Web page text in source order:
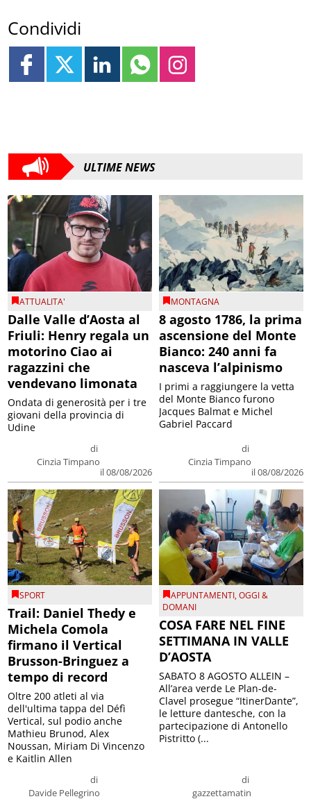
Condividi
ULTIME NEWS
ATTUALITA'
Dalle Valle d’Aosta al
Friuli: Henry regala un
motorino Ciao ai
ragazzini che
vendevano limonata
di
Cinzia Timpano
il 08/08/2026
Ondata di generosità per i tre
giovani della provincia di
Udine
MONTAGNA
8 agosto 1786, la prima
ascensione del Monte
Bianco: 240 anni fa
nasceva l’alpinismo
di
Cinzia Timpano
il 08/08/2026
I primi a raggiungere la vetta
del Monte Bianco furono
Jacques Balmat e Michel
Gabriel Paccard
SPORT
Trail: Daniel Thedy e
Michela Comola
firmano il Vertical
Brusson-Bringuez a
tempo di record
di
Davide Pellegrino
Oltre 200 atleti al via
dell'ultima tappa del Défì
Vertical, sul podio anche
Mathieu Brunod, Alex
Noussan, Miriam Di Vincenzo
e Kaitlin Allen
APPUNTAMENTI,OGGI &
DOMANI
COSA FARE NEL FINE
SETTIMANA IN VALLE
D’AOSTA
di
gazzettamatin
SABATO 8 AGOSTO ALLEIN –
All’area verde Le Plan-de-
Clavel prosegue “ItinerDante”,
le letture dantesche, con la
partecipazione di Antonello
Pistritto (...